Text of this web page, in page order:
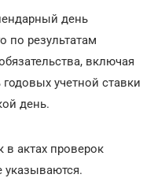
день
по результатам
включая
учетной ставки
день.
в актах проверок